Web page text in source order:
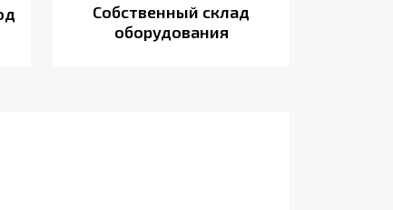
Собственный склад
оборудования